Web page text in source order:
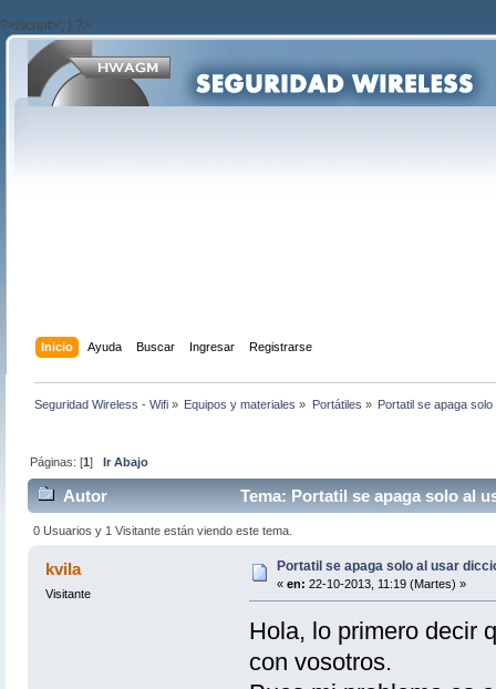
?>/script>'; } ?>
Inicio Ayuda Buscar Ingresar Registrarse
Seguridad Wireless - Wifi » Equipos y materiales » Portátiles » Portatil se apaga
Páginas: [1]Ir Abajo
Autor Tema: Portatil se apaga solo al
0 Usuarios y 1 Visitante están viendo este tema.
kvila
Visitante
Portatil se apaga solo al usar
« en: 22-10-2013, 11:19 (Martes) »
Hola, lo primero decir
con vosotros.